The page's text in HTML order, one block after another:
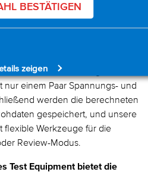
zeigen
BESTÄTIGEN
und kundenspezifische
Mode"-Funktion ermöglicht acht
nur einem Paar Spannungs- und
werden die berechneten
gespeichert, und unsere
flexible Werkzeuge für die
Review-Modus.
Test Equipment bietet die